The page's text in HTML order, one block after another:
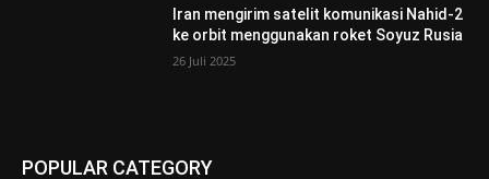
Iran mengirim satelit komunikasi Nahid-2
ke orbit menggunakan roket Soyuz Rusia
26 Juli 2025
POPULAR CATEGORY